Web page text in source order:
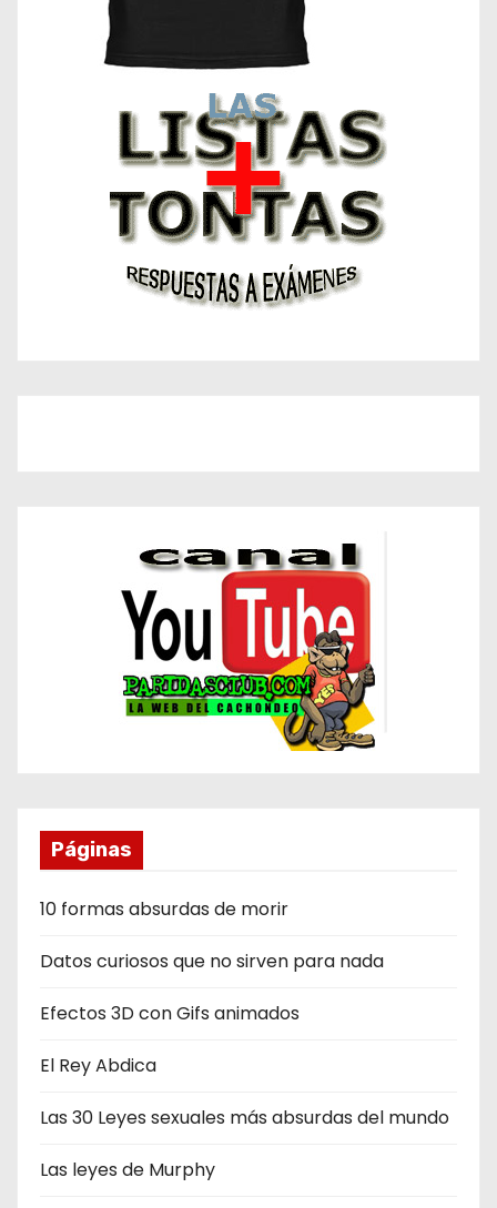
Páginas
10 formas absurdas de morir
Datos curiosos que no sirven para nada
Efectos 3D con Gifs animados
El Rey Abdica
Las 30 Leyes sexuales más absurdas del mundo
Las leyes de Murphy